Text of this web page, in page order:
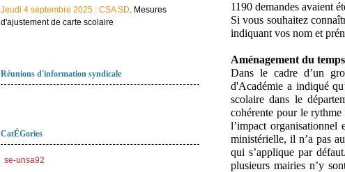
Jeudi 4 septembre 2025 : CSA SD. Mesures
d'ajustement de carte scolaire
Réunions d'information syndicale
CatÉGories
se-unsa92
1190 demandes avaient
Si vous souhaitez
indiquant vos nom et
Aménagement du
Dans le cadre d’un
d'Académie a indiqué
scolaire dans le
cohérente pour le
l’impact organisationnel
ministérielle, il n’a pas
qui s’applique par
plusieurs mairies n’y